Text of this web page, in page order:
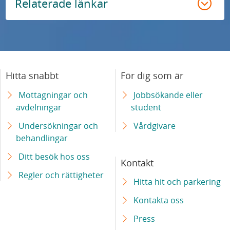
cellbehandling
högspecialiserade uppdrag inom behandling
Laserkirurgi i magnetkamera – ny hjälp för
patienter med hjärntumör
Ny mottagning gör att fler patienter med
systemisk skleros kan utredas
Barn med leukemi ska få tillgång till likvärdig
behandling – europeiskt projekt samordnas
av Skånes universitetssjukhus
Ny teknik ger säkrare diagnostik av
Relaterade länkar
Hitta snabbt
Mottagningar och
avdelningar
Undersökningar och
behandlingar
Ditt besök hos oss
Regler och rättigheter
För dig som är
Jobbsökande eller
student
Vårdgivare
Kontakt
Hitta hit och parkering
Kontakta oss
Press